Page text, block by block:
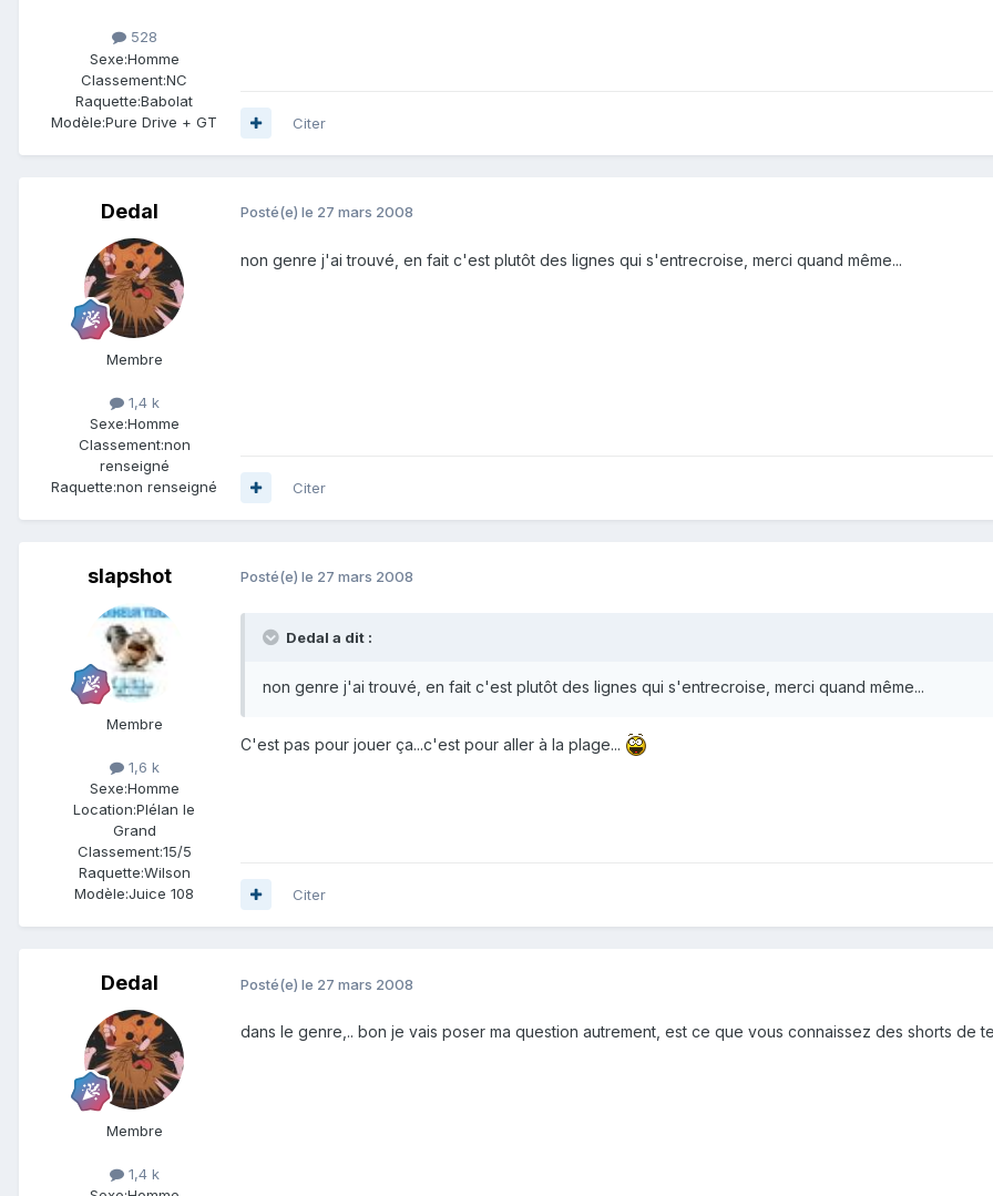
528
Sexe:Homme
Classement:NC
Raquette:Babolat
Modèle:Pure Drive + GT Citer
Dedal
Membre
1,4 k
Sexe:Homme
Classement:non
renseigné
Raquette:non renseigné
Posté(e) le 27 mars 2008
non genre j'ai trouvé, en fait c'est plutôt des lignes qui s'entrecroise, merci quand même...
Citer
slapshot
Membre
1,6 k
Sexe:Homme
Location:Plélan le
Grand
Classement:15/5
Raquette:Wilson
Modèle:Juice 108
Posté(e) le 27 mars 2008
Dedal a dit :
non genre j'ai trouvé, en fait c'est plutôt des lignes qui s'entrecroise, merci quand même...
C'est pas pour jouer ça...c'est pour aller à la plage...
Citer
Dedal
Membre
1,4 k
Posté(e) le 27 mars 2008
dans le genre,.. bon je vais poser ma question autrement, est ce que vous connaissez des shorts de